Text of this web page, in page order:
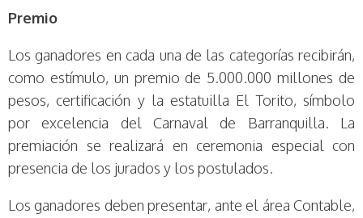
Premio
Los ganadores en cada una de las categorías recibirán,
como estímulo, un premio de 5.000.000 millones de
pesos, certificación y la estatuilla El Torito, símbolo
por excelencia del Carnaval de Barranquilla. La
premiación se realizará en ceremonia especial con
presencia de los jurados y los postulados.
Los ganadores deben presentar, ante el área Contable,